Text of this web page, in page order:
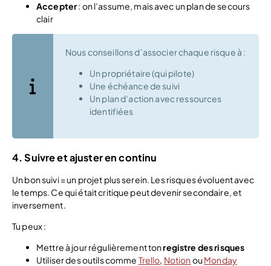
Accepter: on l’assume, mais avec un plan de secours
clair
Nous conseillons d’associer chaque risque à :
Un propriétaire (qui pilote)
Une échéance de suivi
Un plan d’action avec ressources
identifiées
4. Suivre et ajuster en continu
Un bon suivi = un projet plus serein. Les risques évoluent avec
le temps. Ce qui était critique peut devenir secondaire, et
inversement.
Tu peux :
Mettre à jour régulièrement tonregistre des risques
Utiliser des outils comme Trello, Notion ou Monday